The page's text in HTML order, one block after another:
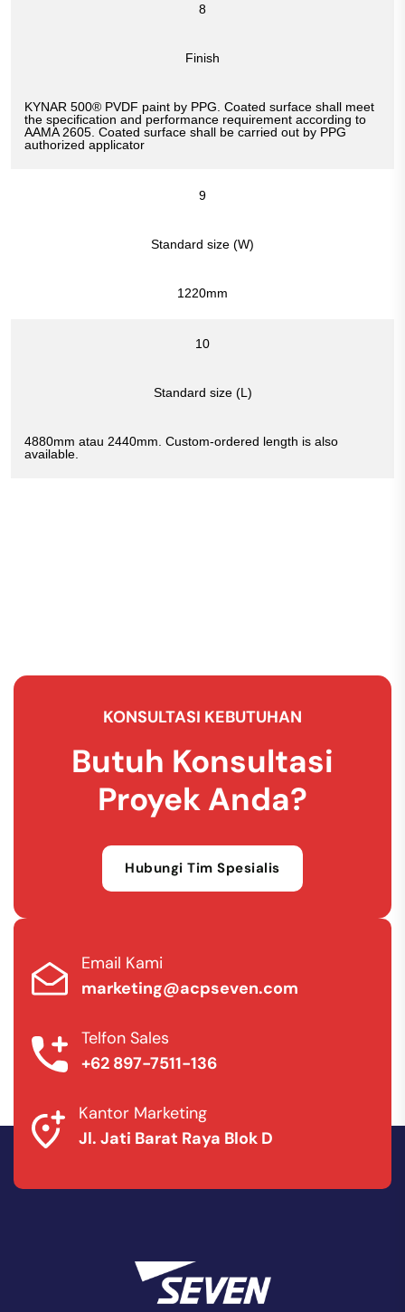
8
Finish
KYNAR 500® PVDF paint by PPG. Coated surface shall meet
the specification and performance requirement according to
AAMA 2605. Coated surface shall be carried out by PPG
authorized applicator
9
Standard size (W)
1220mm
10
Standard size (L)
4880mm atau 2440mm. Custom-ordered length is also
available.
KONSULTASI KEBUTUHAN
Butuh Konsultasi
Proyek Anda?
Hubungi Tim Spesialis
Email Kami
marketing@acpseven.com
Telfon Sales
+62 897-7511-136
Kantor Marketing
Jl. Jati Barat Raya Blok D